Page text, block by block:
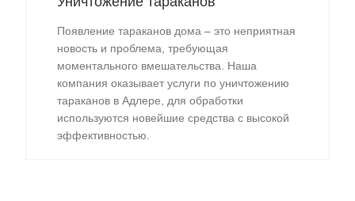
Появление тараканов дома – это неприятная
новость и проблема, требующая
моментального вмешательства. Наша
компания оказывает услуги по уничтожению
тараканов в Адлере, для обработки
используются новейшие средства с высокой
эффективностью.